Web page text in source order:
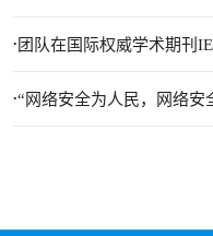
. 团队在国际权威学术期刊
.“网络安全为人民，网络安